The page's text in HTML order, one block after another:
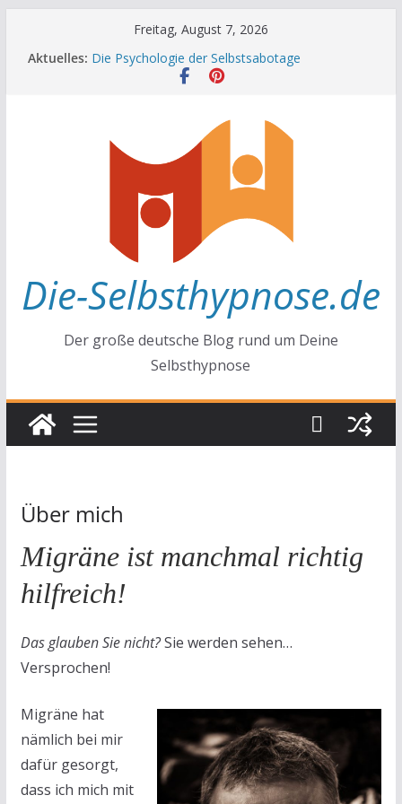
Freitag, August 7, 2026
Aktuelles: Die Psychologie der Selbstsabotage
Die Wissenschaft hinter Neugier und Kreativität
Die Wissenschaft der Gewohnheiten
Achtsamkeit im Alltag
Die-Selbsthypnose.de
Der große deutsche Blog rund um Deine
Selbsthypnose
Über mich
Migräne ist manchmal richtig
hilfreich!
Das glauben Sie nicht?Sie werden sehen…
Versprochen!
Migräne hat
nämlich bei mir
dafür gesorgt,
dass ich mich mit